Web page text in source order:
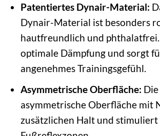
Patentiertes Dynair-Material:
Dynair-Material ist besonders
hautfreundlich und
optimale Dämpfung und sorgt
angenehmes Trainingsgefühl.
Asymmetrische Oberfläche: Die
asymmetrische Oberfläche mit
zusätzlichen Halt und stimuliert